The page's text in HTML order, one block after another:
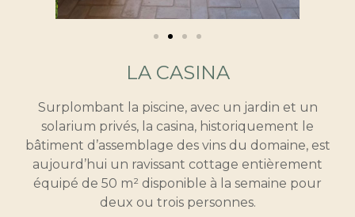
LA CASINA
Surplombant la piscine, avec un jardin et un
solarium privés, la casina, historiquement le
bâtiment d’assemblage des vins du domaine, est
aujourd’hui un ravissant cottage entièrement
équipé de 50 m² disponible à la semaine pour
deux ou trois personnes.